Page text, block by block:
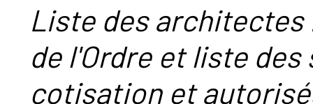
Liste des
de l'Ordre et liste
cotisation et